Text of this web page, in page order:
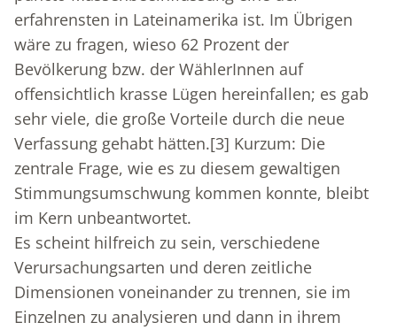
erfahrensten in Lateinamerika ist. Im Übrigen
wäre zu fragen, wieso 62 Prozent der
Bevölkerung bzw. der WählerInnen auf
offensichtlich krasse Lügen hereinfallen; es gab
sehr viele, die große Vorteile durch die neue
Verfassung gehabt hätten.[3] Kurzum: Die
zentrale Frage, wie es zu diesem gewaltigen
Stimmungsumschwung kommen konnte, bleibt
im Kern unbeantwortet.
Es scheint hilfreich zu sein, verschiedene
Verursachungsarten und deren zeitliche
Dimensionen voneinander zu trennen, sie im
Einzelnen zu analysieren und dann in ihrem